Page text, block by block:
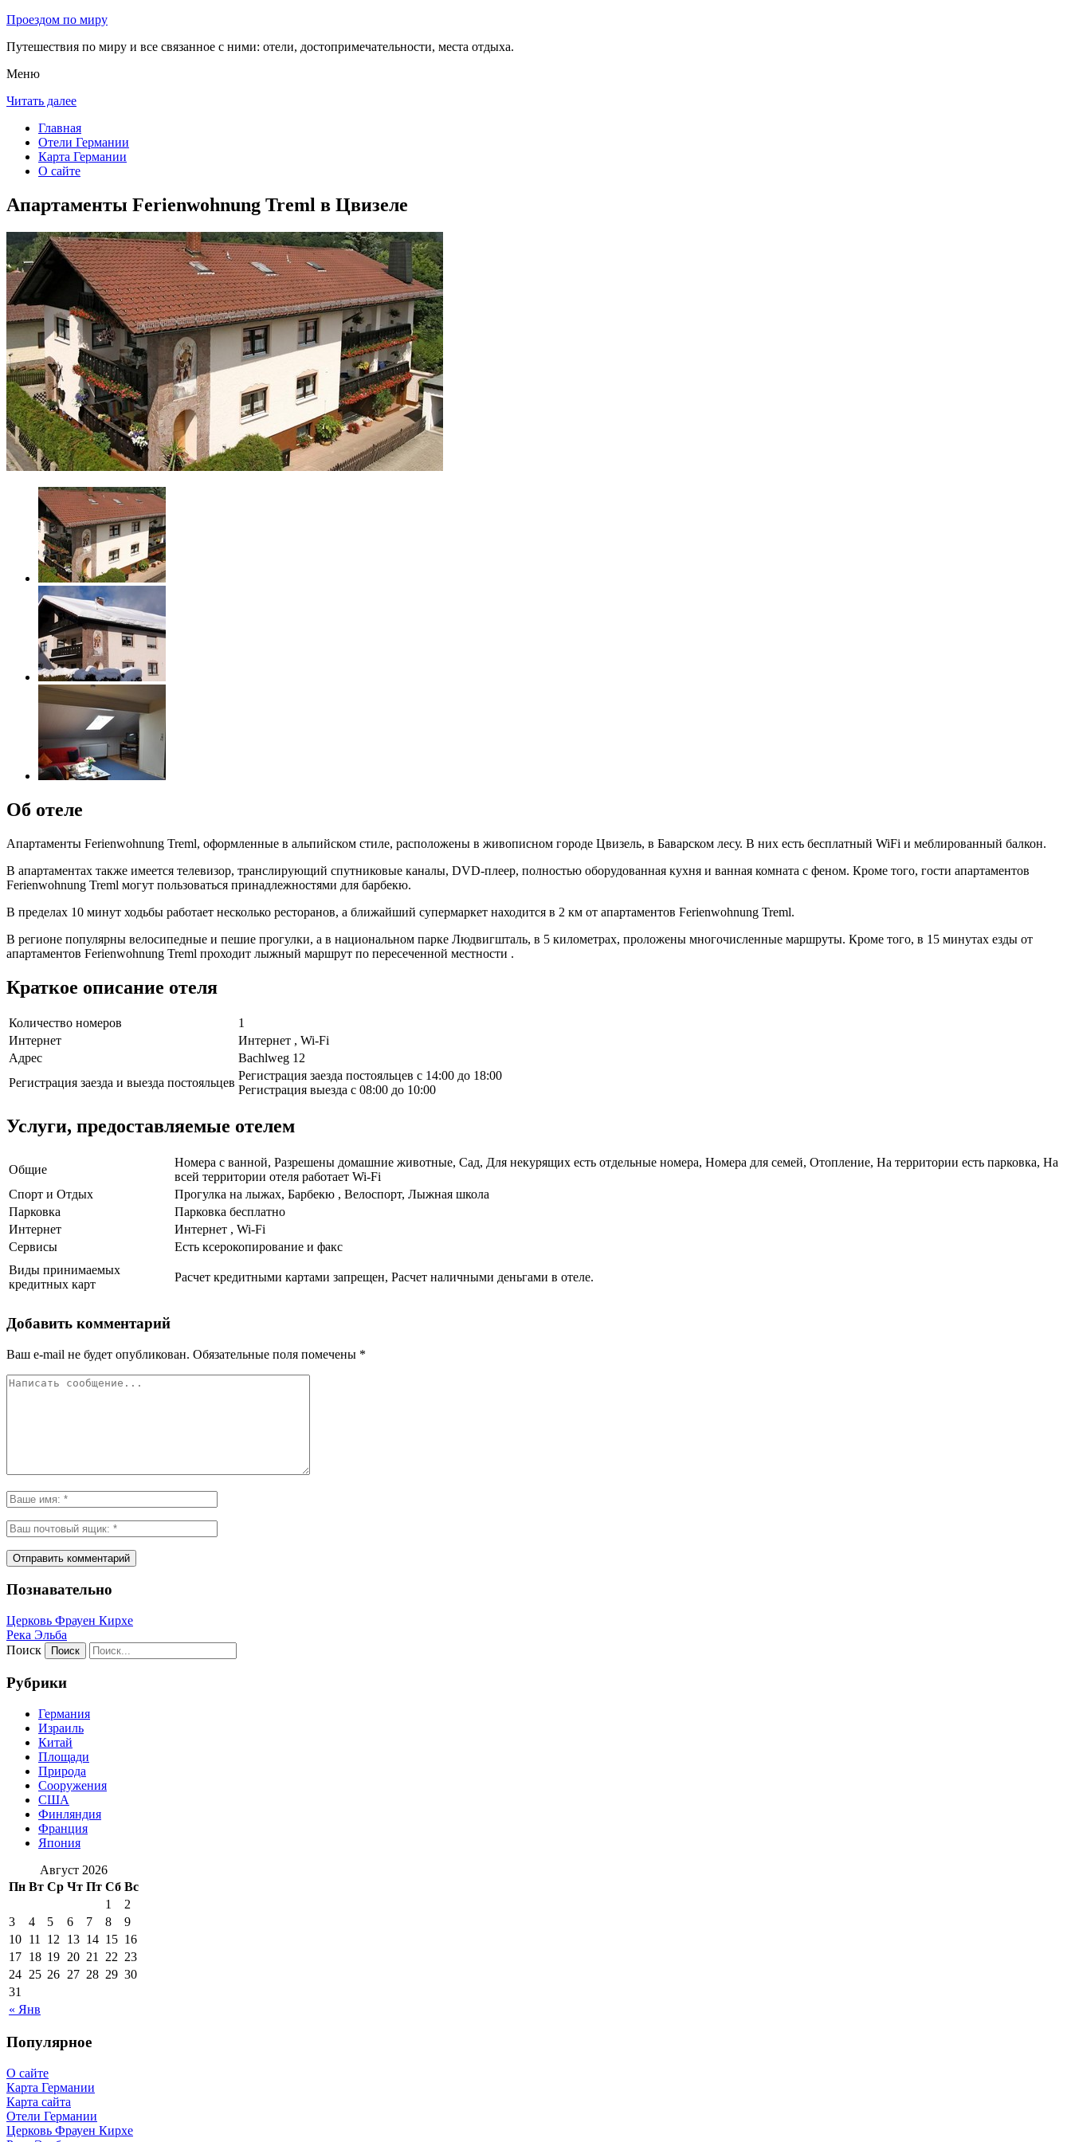
Проездом по миру
Путешествия по миру и все связанное с ними: отели, достопримечательности, места отдыха.
Меню
Читать далее
Главная
Отели Германии
Карта Германии
О сайте
Апартаменты Ferienwohnung Treml в Цвизеле
Об отеле
Апартаменты Ferienwohnung Treml, оформленные в альпийском стиле, расположены в живописном городе Цвизель, в Баварском лесу. В них есть бесплатный WiFi и меблированный балкон.
В апартаментах также имеется телевизор, транслирующий спутниковые каналы, DVD-плеер, полностью оборудованная кухня и ванная комната с феном. Кроме того, гости апартаментов
Ferienwohnung Treml могут пользоваться принадлежностями для барбекю.
В пределах 10 минут ходьбы работает несколько ресторанов, а ближайший супермаркет находится в 2 км от апартаментов Ferienwohnung Treml.
В регионе популярны велосипедные и пешие прогулки, а в национальном парке Людвигшталь, в 5 километрах, проложены многочисленные маршруты. Кроме того, в 15 минутах езды от
апартаментов Ferienwohnung Treml проходит лыжный маршрут по пересеченной местности .
Краткое описание отеля
Количество номеров
1
Интернет
Интернет , Wi-Fi
Адрес
Bachlweg 12
Регистрация заезда и выезда постояльцев
Регистрация заезда постояльцев с 14:00 до 18:00
Регистрация выезда с 08:00 до 10:00
Услуги, предоставляемые отелем
Общие
Номера с ванной, Разрешены домашние животные, Сад, Для некурящих есть отдельные номера, Номера для семей, Отопление, На территории есть парковка, На
всей территории отеля работает Wi-Fi
Спорт и Отдых
Прогулка на лыжах, Барбекю , Велоспорт, Лыжная школа
Парковка
Парковка бесплатно
Интернет
Интернет , Wi-Fi
Сервисы
Есть ксерокопирование и факс
Виды принимаемых
кредитных карт
Расчет кредитными картами запрещен, Расчет наличными деньгами в отеле.
Добавить комментарий
Ваш e-mail не будет опубликован. Обязательные поля помечены *
Познавательно
Церковь Фрауен Кирхе
Река Эльба
Поиск
Рубрики
Германия
Израиль
Китай
Площади
Природа
Сооружения
США
Финляндия
Франция
Япония
Август 2026
Пн Вт Ср Чт Пт Сб Вс
« Янв
1
2
3
4 5 6 7 8
9
10 11 12 13 14 15 16
17 18 19 20 21 22 23
24 25 26 27 28 29 30
31
Популярное
О сайте
Карта Германии
Карта сайта
Отели Германии
Церковь Фрауен Кирхе